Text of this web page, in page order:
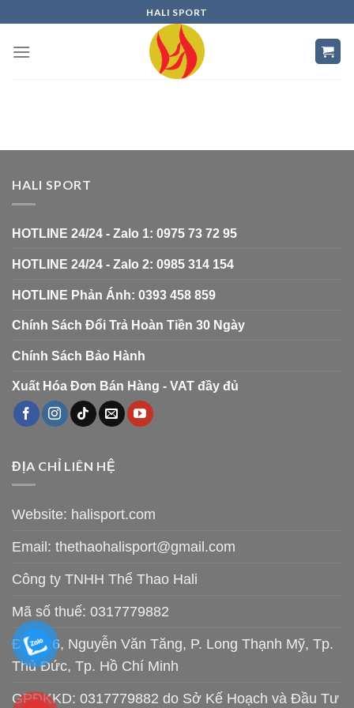
to
content
HALI SPORT
HALI SPORT
HOTLINE 24/24 - Zalo 1: 0975 73 72 95
HOTLINE 24/24 - Zalo 2: 0985 314 154
HOTLINE Phản Ánh: 0393 458 859
Chính Sách Đổi Trả Hoàn Tiền 30 Ngày
Chính Sách Bảo Hành
Xuất Hóa Đơn Bán Hàng - VAT đầy đủ
ĐỊA CHỈ LIÊN HỆ
Website: halisport.com
Email: thethaohalisport@gmail.com
Công ty TNHH Thể Thao Hali
Mã số thuế: 0317779882
Đ/C: 26, Nguyễn Văn Tăng, P. Long Thạnh Mỹ, Tp.
Thủ Đức, Tp. Hồ Chí Minh
GPĐKKD: 0317779882 do Sở Kế Hoạch và Đầu Tư